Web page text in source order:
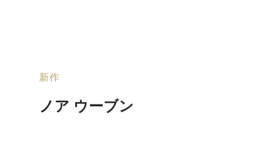
新作
ノア ウーブン